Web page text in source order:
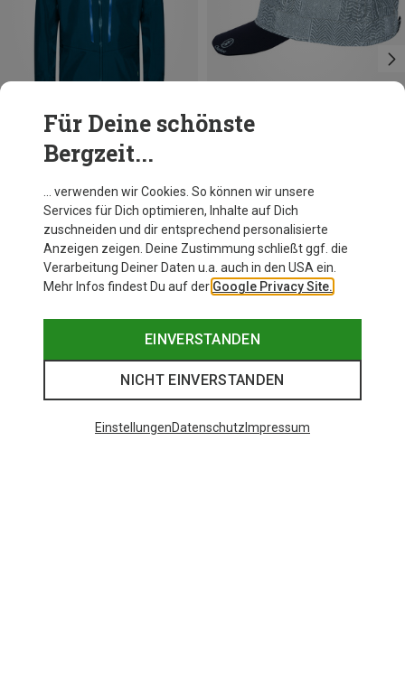
Du sparst 20%
Für Deine schönste
Bergzeit...
… verwenden wir Cookies. So können wir unsere
Services für Dich optimieren, Inhalte auf Dich
zuschneiden und dir entsprechend personalisierte
Anzeigen zeigen. Deine Zustimmung schließt ggf. die
Verarbeitung Deiner Daten u.a. auch in den USA ein.
Mehr Infos findest Du auf der Google Privacy Site.
EINVERSTANDEN
NICHT EINVERSTANDEN
EinstellungenDatenschutz Impressum